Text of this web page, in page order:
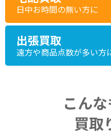
日中お時間の無い方に
出張買取
遠方や商品点数が多い方
こん
買取